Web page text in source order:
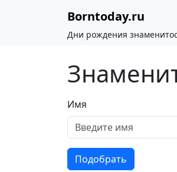
Borntoday.ru
Дни рождения
Имя
Подобрать